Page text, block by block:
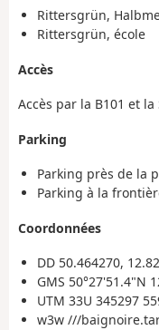
Rittersgrün,
Rittersgrün, école
Accès
Accès par la B101 et
Parking
Parking près de la
Parking à la
Coordonnées
DD 50.464270,
GMS 50°27'51.4"N
UTM 33U 345297
w3w ///